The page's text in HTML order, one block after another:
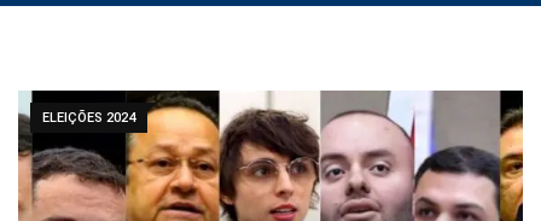
ELEIÇÕES 2024